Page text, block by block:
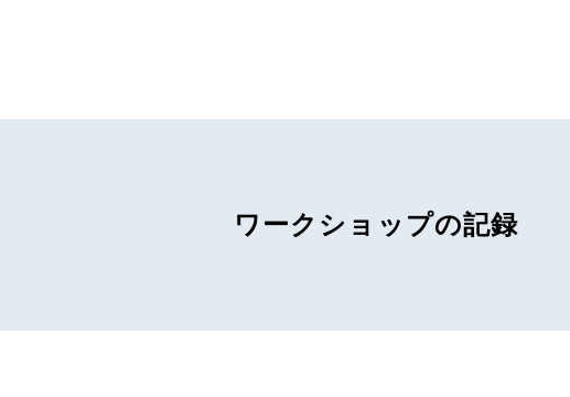
ワークショップの記録